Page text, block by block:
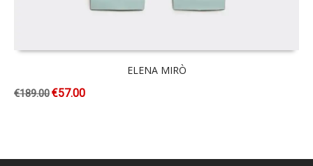
ELENA MIRÒ
€189.00€57.00